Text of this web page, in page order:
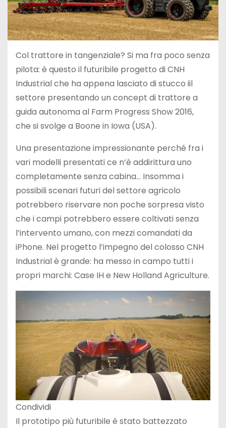
Col trattore in tangenziale? Si ma fra poco senza
pilota: è questo il futuribile progetto di CNH
Industrial che ha appena lasciato di stucco iil
settore presentando un concept di trattore a
guida autonoma al Farm Progress Show 2016,
che si svolge a Boone in Iowa (USA).
Una presentazione impressionante perché fra i
vari modelli presentati ce n’è addirittura uno
completamente senza cabina… Insomma i
possibili scenari futuri del settore agricolo
potrebbero riservare non poche sorpresa visto
che i campi potrebbero essere coltivati senza
l’intervento umano, con mezzi comandati da
iPhone. Nel progetto l’impegno del colosso CNH
Industrial è grande: ha messo in campo tutti i
propri marchi: Case IH e New Holland Agriculture.
Condividi
Il prototipo più futuribile è stato battezzato